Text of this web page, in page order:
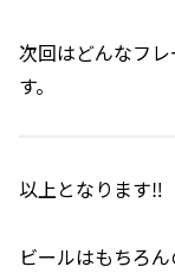
次回はどんなフ
す。
以上となります‼️
ビールはもちろ